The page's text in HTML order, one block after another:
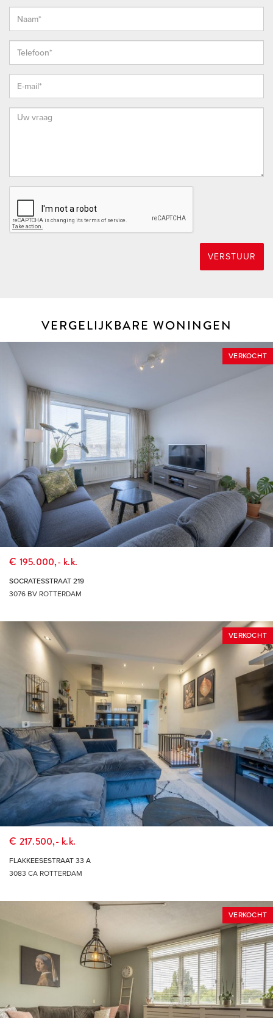
VERSTUUR
VERGELIJKBARE WONINGEN
VERKOCHT
€ 195.000,- k.k.
SOCRATESSTRAAT 219
3076 BV ROTTERDAM
VERKOCHT
€ 217.500,- k.k.
FLAKKEESESTRAAT 33 A
3083 CA ROTTERDAM
VERKOCHT